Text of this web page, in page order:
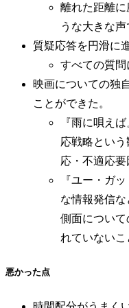
離れた距離に
うな大きな声
質疑応答を円滑に
すべての質問
映画についての独
ことができた。
『雨に唄え
応戦略とい
応・不適応要
『ユー・ガ
な情報発信
側面につい
れていないこ
悪かった点